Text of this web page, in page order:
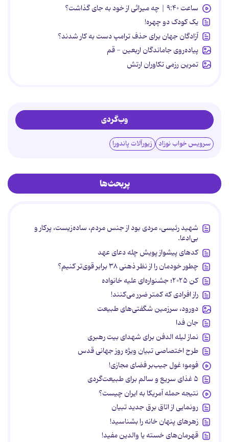
ساعت ۹:۴۰ | چه میراثی از خود به جای گذاشت؟
یک کودک دو چهره!
آزادگان جهان برای حذف ترامپ دست به کار شدند؟
پیاده‌روی جاماندگان اربعین - قم
تمرین رزمی تکاوران ارتش
وب‌گردی
سرویس خواب نوزاد زیورآلات پاندورا
پربحث‌ها
شهید رئیسی، مردی بود از جنس مردم، ساده‌زیست، پرکار و
بی‌ادعا.
کدهای پیشواز پویش چله دعای عهد
چطور خودمان را از نظر ذهنی ۳۸ برابر قوی‌تر کنیم؟
کن ۲۰۲۵؛ جشنواره‌ای علیه خانواده
راز افرادی که کمتر ضرر می‌کنند!
دورود، سرزمین شگفتی‌های طبیعت
جان فدا
نماز لیله الدفن برای شهدای بیت رهبری
طرح اختصاصی تبیان ویژه روز جهانی قدس
فومو؛ غول جیب‌بر فضای مجازی!
۵ غذای سریع و سالم برای طبیعت‌گردی
نتیجه حمله آمریکا به ایران چیست؟
رونمایی از اتاق برق جدید تبیان
زهرهای پنهان خانه را بشناسید!
قهرمان‌های خسته یا والدین مفید!